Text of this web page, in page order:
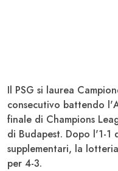
Il PSG si laurea
consecutivo battendo l'
finale di Champions
di Budapest. Dopo l'1-1
supplementari, la
per 4-3.